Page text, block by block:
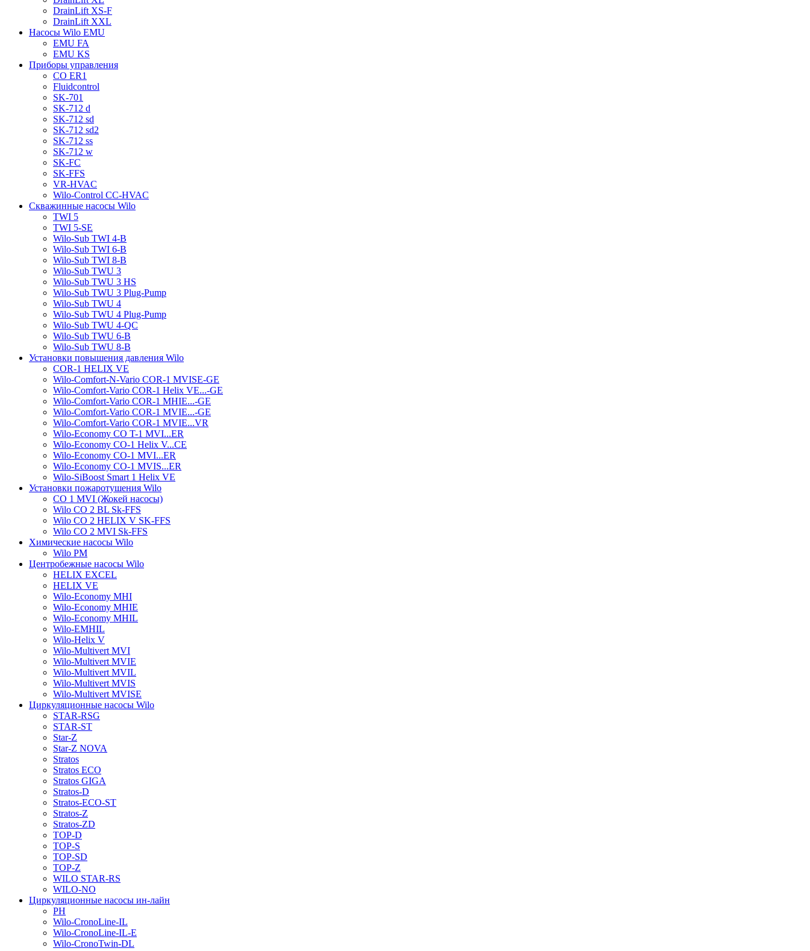
DrainLift XS-F
DrainLift XXL
Насосы Wilo EMU
EMU FA
EMU KS
Приборы управления
CO ER1
Fluidcontrol
SK-701
SK-712 d
SK-712 sd
SK-712 sd2
SK-712 ss
SK-712 w
SK-FC
SK-FFS
VR-HVAC
Wilo-Control CC-HVAC
Скважинные насосы Wilo
TWI 5
TWI 5-SE
Wilo-Sub TWI 4-B
Wilo-Sub TWI 6-B
Wilo-Sub TWI 8-B
Wilo-Sub TWU 3
Wilo-Sub TWU 3 HS
Wilo-Sub TWU 3 Plug-Pump
Wilo-Sub TWU 4
Wilo-Sub TWU 4 Plug-Pump
Wilo-Sub TWU 4-QC
Wilo-Sub TWU 6-B
Wilo-Sub TWU 8-B
Установки повышения давления Wilo
COR-1 HELIX VE
Wilo-Comfort-N-Vario COR-1 MVISE-GE
Wilo-Comfort-Vario COR-1 Helix VE...-GE
Wilo-Comfort-Vario COR-1 MHIE...-GE
Wilo-Comfort-Vario COR-1 MVIE...-GE
Wilo-Comfort-Vario COR-1 MVIE...VR
Wilo-Economy CO T-1 MVI...ER
Wilo-Economy CO-1 Helix V...CE
Wilo-Economy CO-1 MVI...ER
Wilo-Economy CO-1 MVIS...ER
Wilo-SiBoost Smart 1 Helix VE
Установки пожаротушения Wilo
CO 1 MVI (Жокей насосы)
Wilo CO 2 BL Sk-FFS
Wilo CO 2 HELIX V SK-FFS
Wilo CO 2 MVI Sk-FFS
Химические насосы Wilo
Wilo PM
Центробежные насосы Wilo
HELIX EXCEL
HELIX VE
Wilo-Economy MHI
Wilo-Economy MHIE
Wilo-Economy MHIL
Wilo-EMHIL
Wilo-Helix V
Wilo-Multivert MVI
Wilo-Multivert MVIE
Wilo-Multivert MVIL
Wilo-Multivert MVIS
Wilo-Multivert MVISE
Циркуляционные насосы Wilo
STAR-RSG
STAR-ST
Star-Z
Star-Z NOVA
Stratos
Stratos ECO
Stratos GIGA
Stratos-D
Stratos-ECO-ST
Stratos-Z
Stratos-ZD
TOP-D
TOP-S
TOP-SD
TOP-Z
WILO STAR-RS
WILO-NO
Циркуляционные насосы ин-лайн
PH
Wilo-CronoLine-IL
Wilo-CronoLine-IL-E
Wilo-CronoTwin-DL